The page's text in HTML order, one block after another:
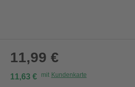
11,99 €
11,63 € mit Kundenkarte